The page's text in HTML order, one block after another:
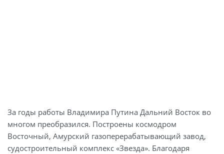
За годы работы Владимира Путина Дальний Восток во
многом преобразился. Построены космодром
Восточный, Амурский газоперерабатывающий завод,
судостроительный комплекс «Звезда». Благодаря